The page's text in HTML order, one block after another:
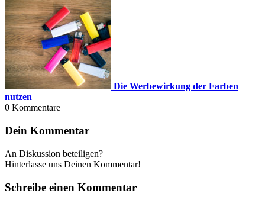
Die Werbewirkung der Farben
nutzen
0 Kommentare
Dein Kommentar
An Diskussion beteiligen?
Hinterlasse uns Deinen Kommentar!
Schreibe einen Kommentar